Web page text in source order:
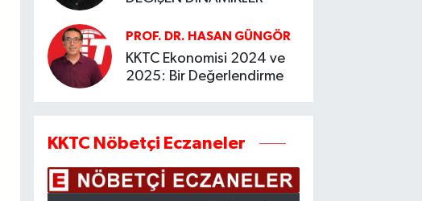
PROF. DR. HASAN GÜNGÖR
KKTC Ekonomisi 2024 ve
2025: Bir Değerlendirme
KKTC Nöbetçi Eczaneler